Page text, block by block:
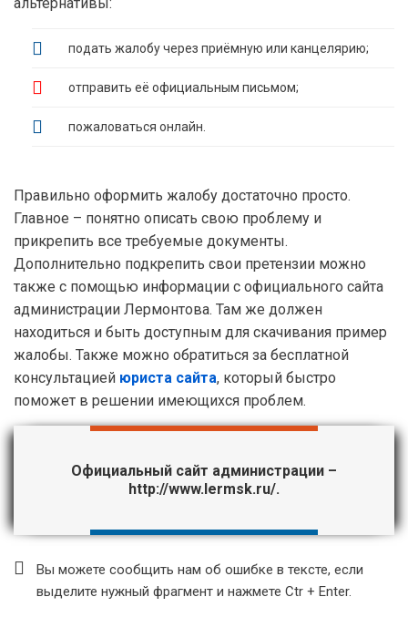
подать жалобу через приёмную или канцелярию;
отправить её официальным письмом;
пожаловаться онлайн.
Правильно оформить жалобу достаточно просто.
Главное – понятно описать свою проблему и
прикрепить все требуемые документы.
Дополнительно подкрепить свои претензии можно
также с помощью информации с официального сайта
администрации Лермонтова. Там же должен
находиться и быть доступным для скачивания пример
жалобы. Также можно обратиться за бесплатной
консультацией юриста сайта, который быстро
поможет в решении имеющихся проблем.
Официальный сайт администрации –
http://www.lermsk.ru/.
Вы можете сообщить нам об ошибке в тексте, если
выделите нужный фрагмент и нажмете Ctr + Enter.